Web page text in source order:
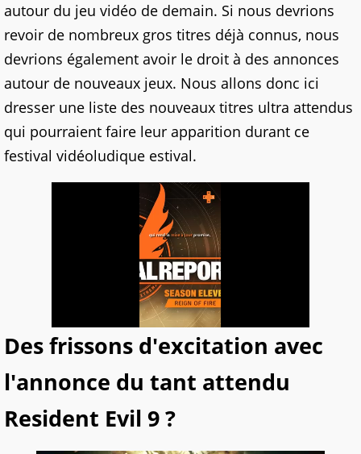
autour du jeu vidéo de demain. Si nous devrions
revoir de nombreux gros titres déjà connus, nous
devrions également avoir le droit à des annonces
autour de nouveaux jeux. Nous allons donc ici
dresser une liste des nouveaux titres ultra attendus
qui pourraient faire leur apparition durant ce
festival vidéoludique estival.
Des frissons d'excitation avec
l'annonce du tant attendu
Resident Evil 9 ?